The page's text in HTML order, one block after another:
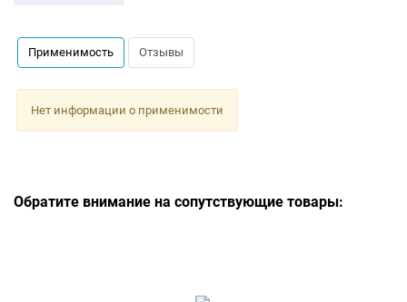
Применимость Отзывы
Нет информации о применимости
Обратите внимание на сопутствующие товары: